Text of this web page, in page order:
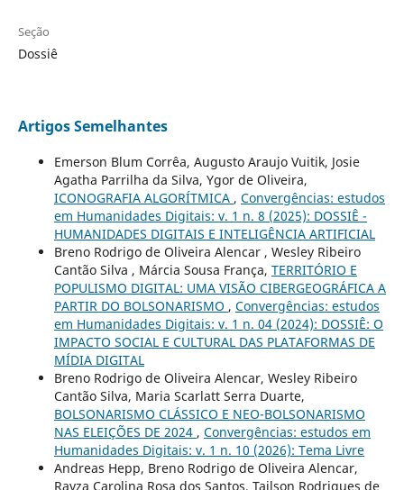
Seção
Dossiê
Artigos Semelhantes
Emerson Blum Corrêa, Augusto Araujo Vuitik, Josie
Agatha Parrilha da Silva, Ygor de Oliveira,
ICONOGRAFIA ALGORÍTMICA , Convergências: estudos
em Humanidades Digitais: v. 1 n. 8 (2025): DOSSIÊ -
HUMANIDADES DIGITAIS E INTELIGÊNCIA ARTIFICIAL
Breno Rodrigo de Oliveira Alencar , Wesley Ribeiro
Cantão Silva , Márcia Sousa França, TERRITÓRIO E
POPULISMO DIGITAL: UMA VISÃO CIBERGEOGRÁFICA A
PARTIR DO BOLSONARISMO , Convergências: estudos
em Humanidades Digitais: v. 1 n. 04 (2024): DOSSIÊ: O
IMPACTO SOCIAL E CULTURAL DAS PLATAFORMAS DE
MÍDIA DIGITAL
Breno Rodrigo de Oliveira Alencar, Wesley Ribeiro
Cantão Silva, Maria Scarlatt Serra Duarte,
BOLSONARISMO CLÁSSICO E NEO-BOLSONARISMO
NAS ELEIÇÕES DE 2024 , Convergências: estudos em
Humanidades Digitais: v. 1 n. 10 (2026): Tema Livre
Andreas Hepp, Breno Rodrigo de Oliveira Alencar,
Rayza Carolina Rosa dos Santos, Tailson Rodrigues de